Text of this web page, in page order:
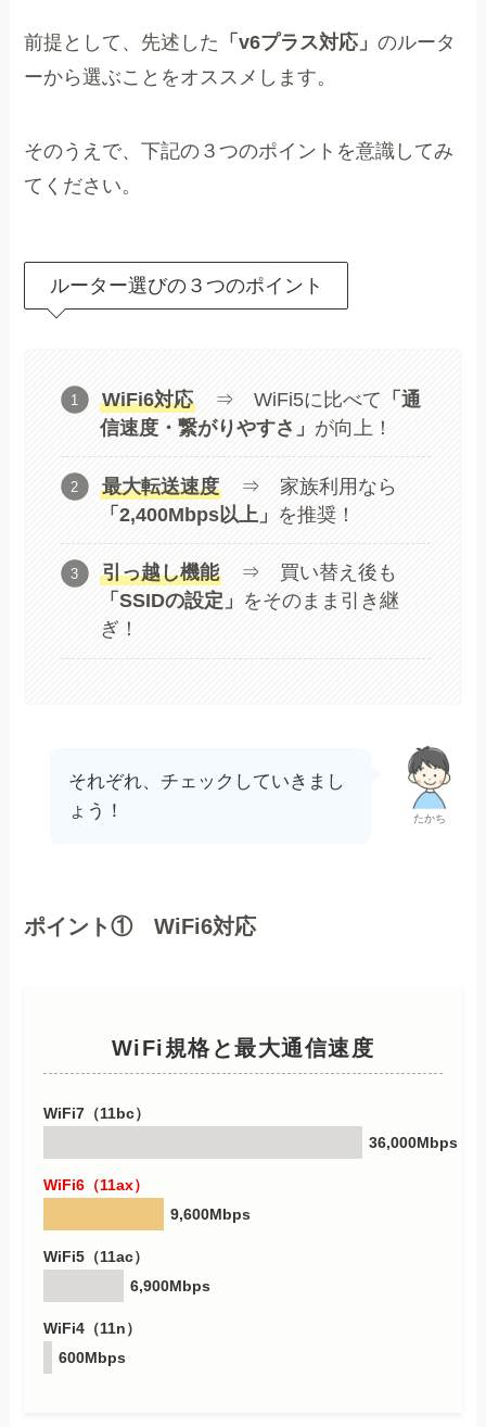
前提として、先述した 「v6プラス対応」のルータ
ーから選ぶことをオススメします。
そのうえで、下記の３つのポイントを意識してみ
てください。
ルーター選びの３つのポイント
WiFi6対応⇒ WiFi5に比べて 「通
信速度・繋がりやすさ」 が向上！
最大転送速度⇒ 家族利用なら
「2,400Mbps以上」 を推奨！
引っ越し機能⇒ 買い替え後も
「SSIDの設定」 をそのまま引き継
ぎ！
たかち
それぞれ、チェックしていきまし
ょう！
ポイント① WiFi6対応
WiFi規格と最大通信速度
WiFi7（11bc）
36,000Mbps
WiFi6（11ax）
9,600Mbps
WiFi5（11ac）
6,900Mbps
WiFi4（11n）
600Mbps